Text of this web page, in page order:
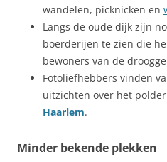
wandelen, picknicken en
Langs de oude dijk zijn
boerderijen te zien die
bewoners van de
Fotoliefhebbers vinden
uitzichten over het
Haarlem.
Minder bekende plekken